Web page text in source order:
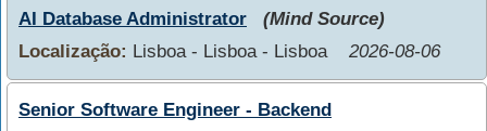
AI Database Administrator
(Mind Source)
Localização: Lisboa - Lisboa - Lisboa 2026-08-06
Senior Software Engineer - Backend